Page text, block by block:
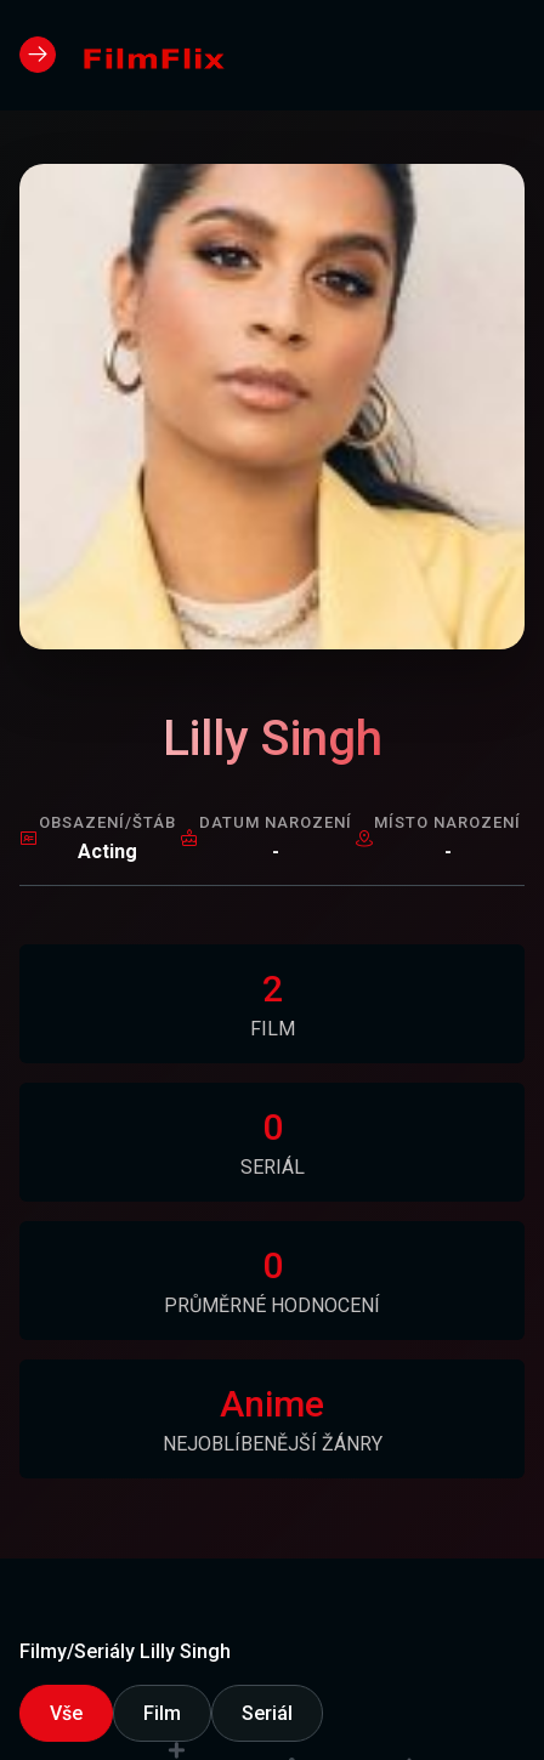
Lilly Singh
OBSAZENÍ/ŠTÁB
Acting
DATUM NAROZENÍ
-
MÍSTO NAROZENÍ
-
2
FILM
0
SERIÁL
0
PRŮMĚRNÉ HODNOCENÍ
Anime
NEJOBLÍBENĚJŠÍ ŽÁNRY
Filmy/Seriály Lilly Singh
Vše Film Seriál